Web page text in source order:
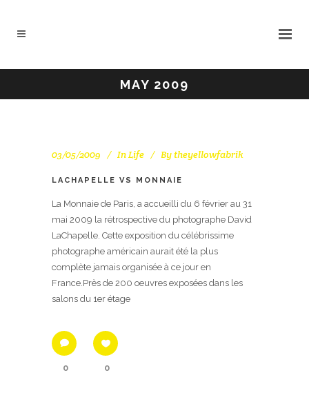
MAY 2009
03/05/2009 InLife Bytheyellowfabrik
LACHAPELLE VS MONNAIE
La Monnaie de Paris, a accueilli du 6 février au 31
mai 2009 la rétrospective du photographe David
LaChapelle. Cette exposition du célébrissime
photographe américain aurait été la plus
complète jamais organisée à ce jour en
France.Près de 200 oeuvres exposées dans les
salons du 1er étage
0 0